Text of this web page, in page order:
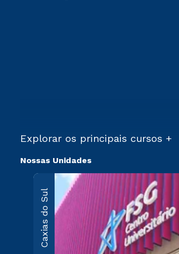
Explorar os principais cursos +
Nossas Unidades
Caxias do Sul